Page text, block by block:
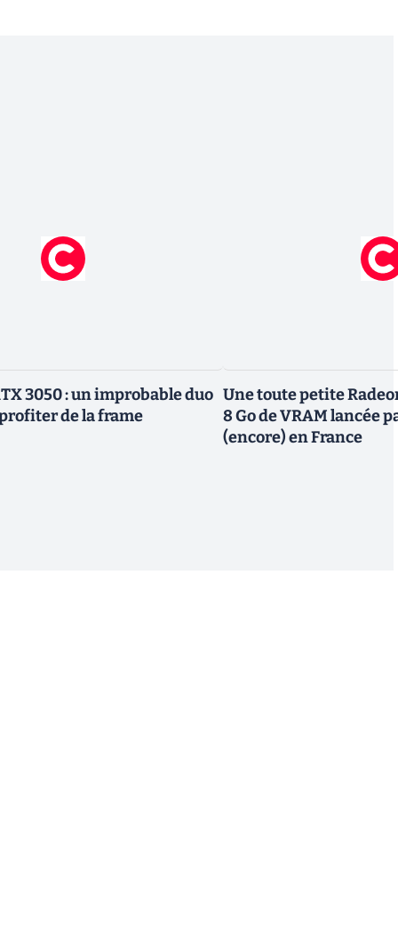
3050 : un improbable duo
de la frame
Une toute petite
8 Go de VRAM lancée
(encore) en France